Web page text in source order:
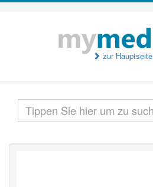
zur Hauptseite